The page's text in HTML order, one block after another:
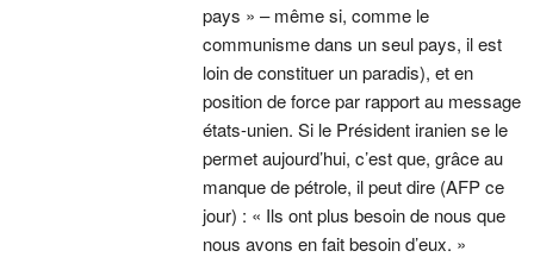
pays » – même si, comme le
communisme dans un seul pays, il est
loin de constituer un paradis), et en
position de force par rapport au message
états-unien. Si le Président iranien se le
permet aujourd’hui, c’est que, grâce au
manque de pétrole, il peut dire (AFP ce
jour) : « Ils ont plus besoin de nous que
nous avons en fait besoin d’eux. »